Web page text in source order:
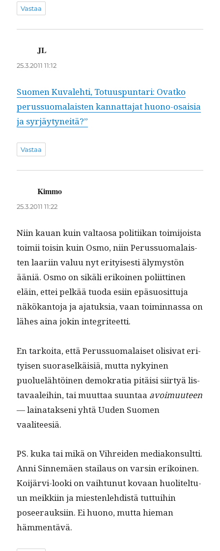
Vastaa
JL
25.3.2011 11:12
Suomen Kuvale­hti, Totu­us­pun­tari: Ovatko
perus­suo­ma­lais­ten kan­nat­ta­jat huono-osaisia
ja syrjäytyneitä?”
Vastaa
Kimmo
25.3.2011 11:22
Niin kauan kuin val­taosa poli­ti­ikan toim­i­joista
toimii toisin kuin Osmo, niin Perus­suo­ma­lais­
ten laari­in val­uu nyt eri­tyis­es­ti älymys­tön
ääniä. Osmo on sikäli erikoinen poli­it­ti­nen
eläin, ettei pelkää tuo­da esi­in epä­su­osit­tu­ja
näkökan­to­ja ja ajatuk­sia, vaan toimin­nas­sa on
läh­es aina jokin integriteetti.
En tarkoi­ta, että Perus­suo­ma­laiset oli­si­vat eri­
tyisen suo­raselkäisiä, mut­ta nykyi­nen
puoluelähtöi­nen demokra­tia pitäisi siir­tyä lis­
tavaalei­hin, tai muut­taa suun­taa avoimuu­teen
— lainatak­seni yhtä Uuden Suomen
vaaliteesiä.
PS. kuka tai mikä on Vihrei­den medi­akon­sult­ti.
Anni Sin­nemäen stailaus on varsin erikoinen.
Koi­järvi-loo­ki on vai­h­tunut kovaan huo­litel­tu­
un meikki­in ja miesten­le­hdis­tä tut­tui­hin
poseer­auk­si­in. Ei huono, mut­ta hie­man
hämmentävä.